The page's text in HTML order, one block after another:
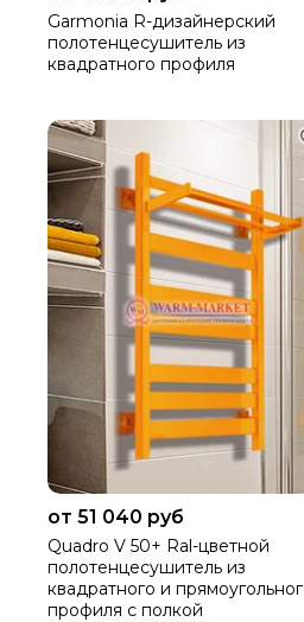
Garmonia R-дизайнерский
полотенцесушитель из
квадратного профиля
от 51 040 руб
Quadro V 50+ Ral-цветной
полотенцесушитель из
квадратного и
профиля с полкой